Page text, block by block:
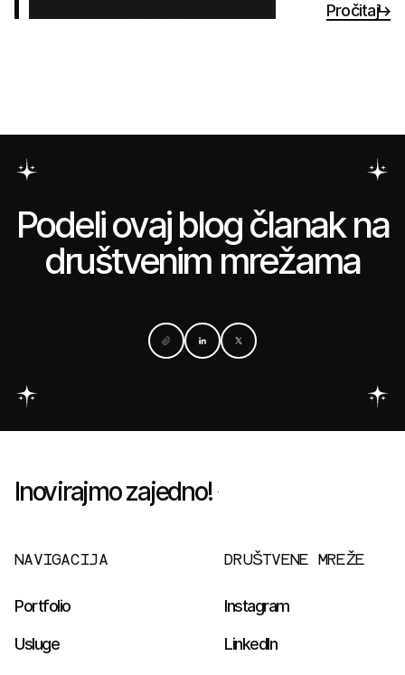
Pročitaj
Podeli ovaj blog članak na
društvenim mrežama
Inovirajmo zajedno!
NAVIGACIJA
Portfolio
Usluge
DRUŠTVENE MREŽE
Instagram
LinkedIn